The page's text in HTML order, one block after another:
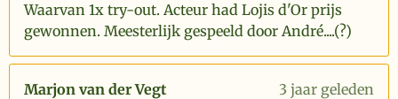
Waarvan 1x try-out. Acteur had Lojis d'Or prijs
gewonnen. Meesterlijk gespeeld door André....(?)
Marjon van der Vegt
3 jaar geleden